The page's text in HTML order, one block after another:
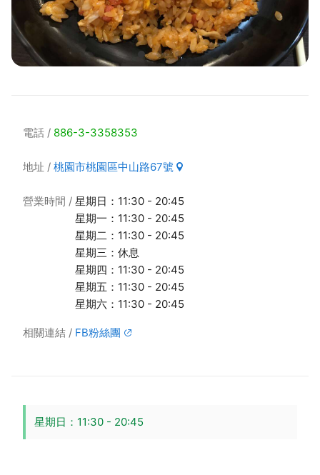
電話 886-3-3358353
地址 桃園市桃園區中山路67號
營業時間
星期日：11:30 - 20:45
星期一：11:30 - 20:45
星期二：11:30 - 20:45
星期三：休息
星期四：11:30 - 20:45
星期五：11:30 - 20:45
星期六：11:30 - 20:45
相關連結 FB粉絲團
星期日：11:30 - 20:45